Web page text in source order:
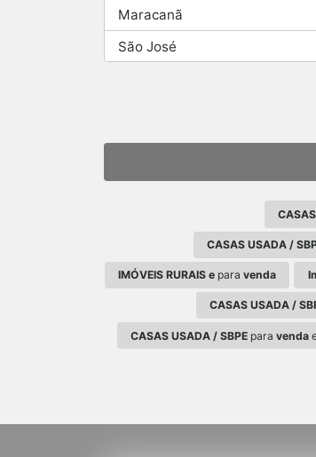
Maracanã
São José
CASAS USADA /
IMÓVEIS RURAIS e paravenda
CASAS USADA /
CASAS USADA / SBPE paravenda